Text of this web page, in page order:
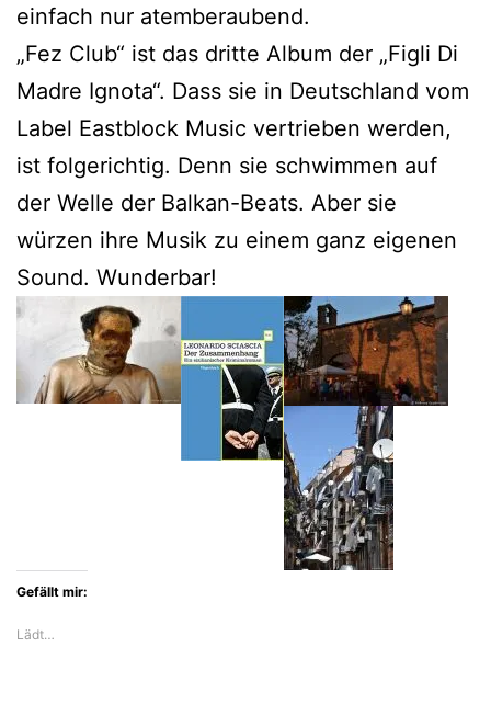
einfach nur atemberaubend.
„Fez Club“ ist das dritte Album der „Figli Di
Madre Ignota“. Dass sie in Deutschland vom
Label Eastblock Music vertrieben werden,
ist folgerichtig. Denn sie schwimmen auf
der Welle der Balkan-Beats. Aber sie
würzen ihre Musik zu einem ganz eigenen
Sound. Wunderbar!
Gefällt mir:
Lädt…